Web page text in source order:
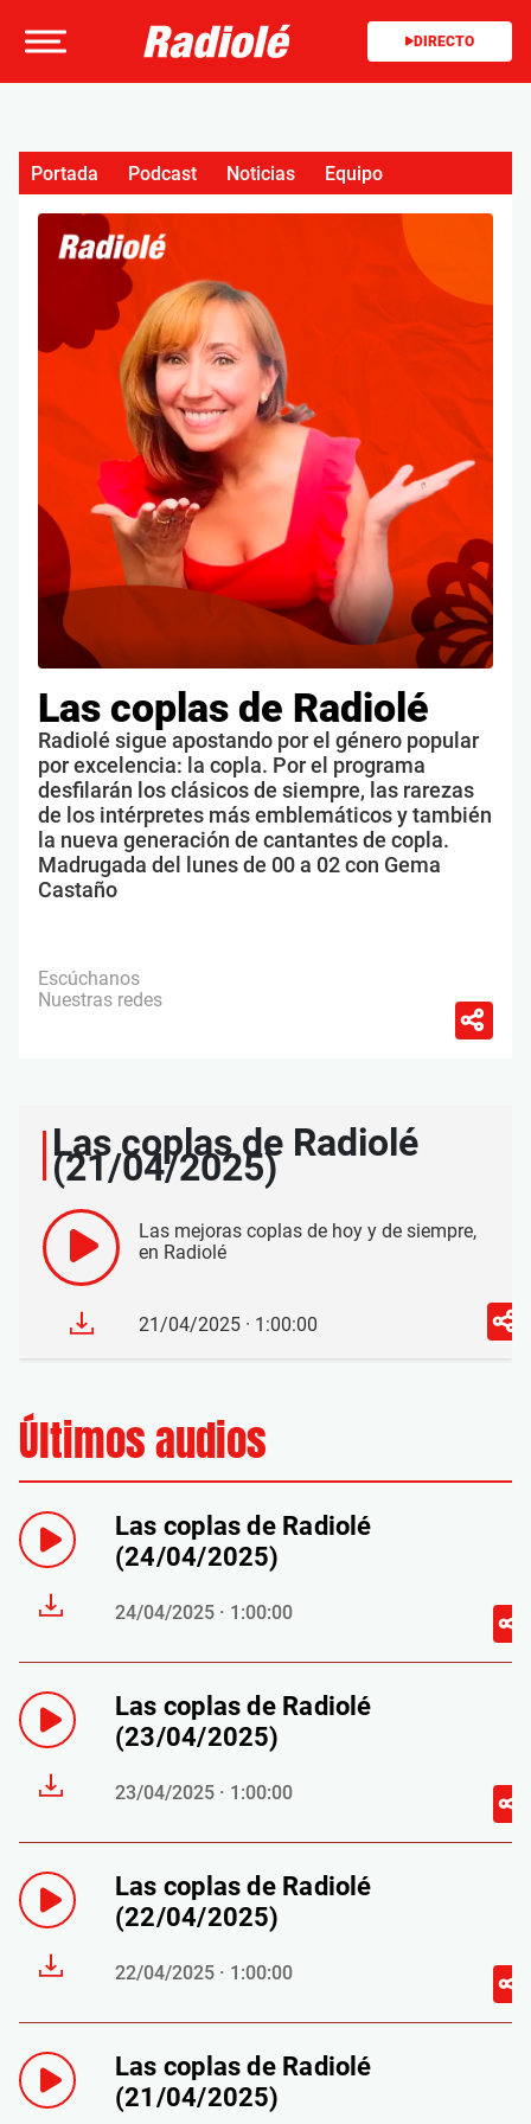
DIRECTO
Las coplas de Radiolé
Radiolé sigue apostando por el género popular
por excelencia: la copla. Por el programa
desfilarán los clásicos de siempre, las rarezas
de los intérpretes más emblemáticos y también
la nueva generación de cantantes de copla.
Madrugada del lunes de 00 a 02 con Gema
Castaño
Escúchanos
Nuestras redes
Portada Podcast Noticias Equipo
Las coplas de Radiolé
(21/04/2025)
Las mejoras coplas de hoy y de siempre,
en Radiolé
21/04/2025 · 1:00:00
Últimos audios
Las coplas de Radiolé
(24/04/2025)
24/04/2025 · 1:00:00
Las coplas de Radiolé
(23/04/2025)
23/04/2025 · 1:00:00
Las coplas de Radiolé
(22/04/2025)
22/04/2025 · 1:00:00
Las coplas de Radiolé
(21/04/2025)